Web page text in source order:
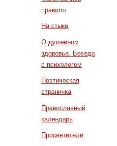
правило
На стыке
О душевном
здоровье. Беседа
с психологом
Поэтическая
страничка
Православный
календарь
Просветители